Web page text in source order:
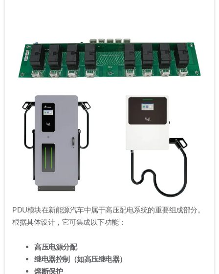
PDU模块在新能源汽车中属于高压配电系统的重要组成部分。
根据具体设计，它可集成以下功能：
高压电源分配
继电器控制（如高压继电器）
熔断保护